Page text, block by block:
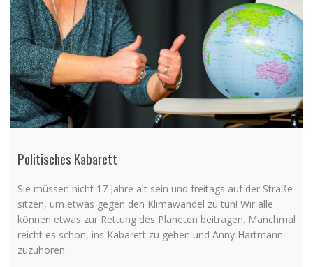
Politisches Kabarett
Sie müssen nicht 17 Jahre alt sein und freitags auf der Straße
sitzen, um etwas gegen den Klimawandel zu tun! Wir alle
können etwas zur Rettung des Planeten beitragen. Manchmal
reicht es schon, ins Kabarett zu gehen und Anny Hartmann
zuzuhören.